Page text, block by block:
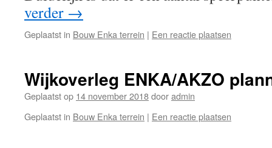
verder →
Geplaatst in Bouw Enka terrein | Een reactie plaatsen
Wijkoverleg ENKA/AKZO
Geplaatst op 14 november 2018dooradmin
Geplaatst in Bouw Enka terrein | Een reactie plaatsen